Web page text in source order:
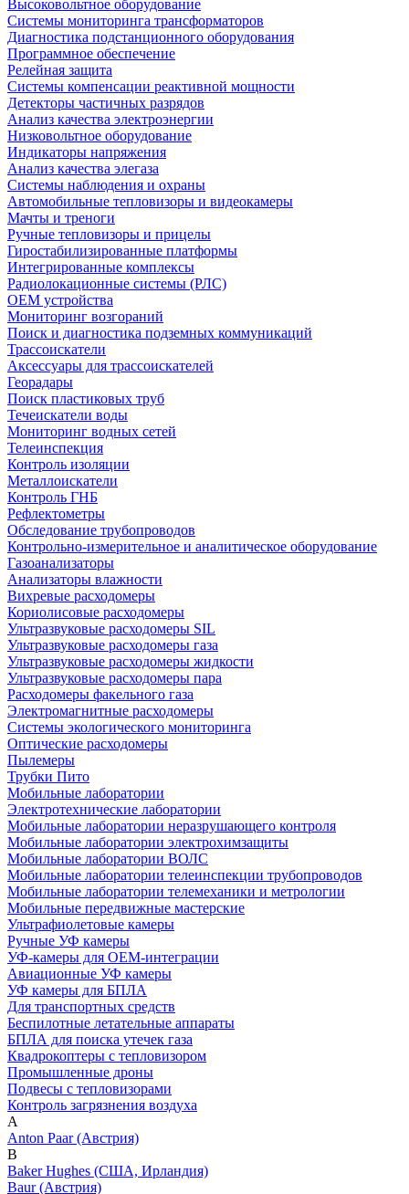
Высоковольтное оборудование
Системы мониторинга трансформаторов
Диагностика подстанционного оборудования
Программное обеспечение
Релейная защита
Системы компенсации реактивной мощности
Детекторы частичных разрядов
Анализ качества электроэнергии
Низковольтное оборудование
Индикаторы напряжения
Анализ качества элегаза
Системы наблюдения и охраны
Автомобильные тепловизоры и видеокамеры
Мачты и треноги
Ручные тепловизоры и прицелы
Гиростабилизированные платформы
Интегрированные комплексы
Радиолокационные системы (РЛС)
OEM устройства
Мониторинг возгораний
Поиск и диагностика подземных коммуникаций
Трассоискатели
Аксессуары для трассоискателей
Георадары
Поиск пластиковых труб
Течеискатели воды
Мониторинг водных сетей
Телеинспекция
Контроль изоляции
Металлоискатели
Контроль ГНБ
Рефлектометры
Обследование трубопроводов
Контрольно-измерительное и аналитическое оборудование
Газоанализаторы
Анализаторы влажности
Вихревые расходомеры
Кориолисовые расходомеры
Ультразвуковые расходомеры SIL
Ультразвуковые расходомеры газа
Ультразвуковые расходомеры жидкости
Ультразвуковые расходомеры пара
Расходомеры факельного газа
Электромагнитные расходомеры
Системы экологического мониторинга
Оптические расходомеры
Пылемеры
Трубки Пито
Мобильные лаборатории
Электротехнические лаборатории
Мобильные лаборатории неразрушающего контроля
Мобильные лаборатории электрохимзащиты
Мобильные лаборатории ВОЛС
Мобильные лаборатории телеинспекции трубопроводов
Мобильные лаборатории телемеханики и метрологии
Мобильные передвижные мастерские
Ультрафиолетовые камеры
Ручные УФ камеры
УФ-камеры для OEM-интеграции
Авиационные УФ камеры
УФ камеры для БПЛА
Для транспортных средств
Беспилотные летательные аппараты
БПЛА для поиска утечек газа
Квадрокоптеры с тепловизором
Промышленные дроны
Подвесы с тепловизорами
Контроль загрязнения воздуха
A
Anton Paar (Австрия)
B
Baker Hughes (США, Ирландия)
Baur (Австрия)